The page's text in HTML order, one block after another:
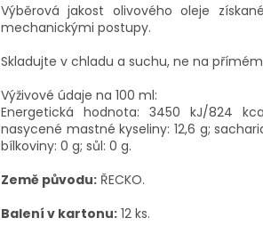
Výběrová jakost olivového oleje
mechanickými postupy.
Skladujte v chladu a suchu, ne na
Výživové údaje na 100 ml:
Energetická hodnota: 3450 kJ/824
nasycené mastné kyseliny: 12,6 g;
bílkoviny: 0 g; sůl: 0 g.
Země původu: ŘECKO.
Balení v kartonu: 12 ks.